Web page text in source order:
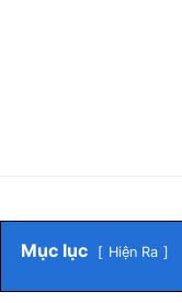
Mục lục
Hiện Ra